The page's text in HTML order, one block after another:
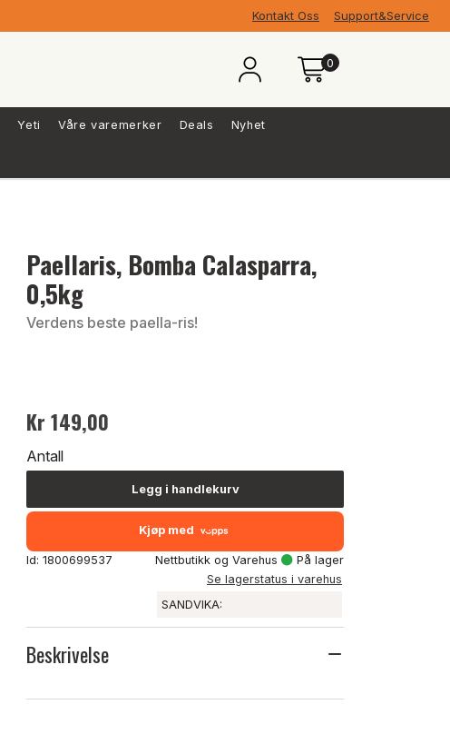
Kontakt Oss Support&Service
0
Yeti Våre varemerker Deals Nyhet
Paellaris, Bomba Calasparra,
0,5kg
Verdens beste paella-ris!
Kr 149,00
Antall
Legg i handlekurv
Kjøp med
Id: 1800699537 Nettbutikk og Varehus
På lager
Se lagerstatus i varehus
SANDVIKA:
Beskrivelse